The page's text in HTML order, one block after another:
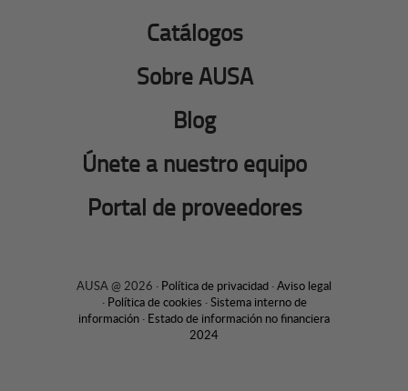
Catálogos
Sobre AUSA
Blog
Únete a nuestro equipo
Portal de proveedores
AUSA @ 2026 · Política de privacidad ·Aviso legal
· Política de cookies ·Sistema interno de
información · Estado de información no financiera
2024